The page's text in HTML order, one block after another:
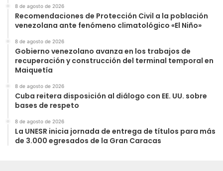
8 de agosto de 2026
Recomendaciones de Protección Civil a la población
venezolana ante fenómeno climatológico «El Niño»
8 de agosto de 2026
Gobierno venezolano avanza en los trabajos de
recuperación y construcción del terminal temporal en
Maiquetía
8 de agosto de 2026
Cuba reitera disposición al diálogo con EE. UU. sobre
bases de respeto
8 de agosto de 2026
La UNESR inicia jornada de entrega de títulos para más
de 3.000 egresados de la Gran Caracas